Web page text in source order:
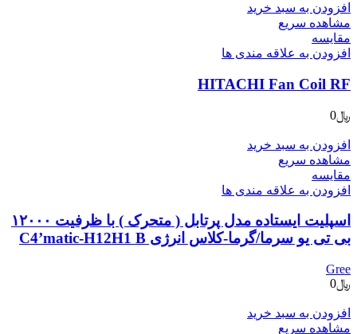
افزودن به سبد خرید
مشاهده سریع
مقایسه
افزودن به علاقه مندی ها
HITACHI Fan Coil RF
﷼0
افزودن به سبد خرید
مشاهده سریع
مقایسه
افزودن به علاقه مندی ها
اسپلیت ایستاده مدل پرتابل ( متحرک ) با ظرفیت ۱۲۰۰۰
بی تی یو سرما/گرما-کلاس انرژی C4’matic-H12H1 B
Gree
﷼0
افزودن به سبد خرید
مشاهده سریع